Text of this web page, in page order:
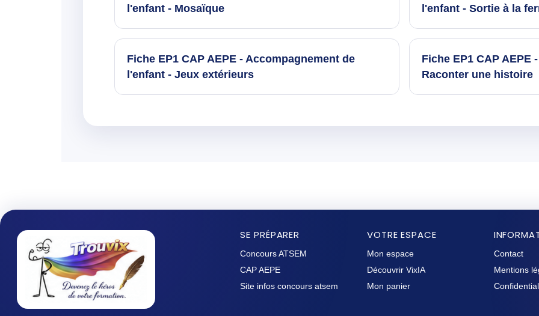
l'enfant - Mosaïque
l'enfant - Sortie à la
Fiche EP1 CAP AEPE - Accompagnement de
l'enfant - Jeux extérieurs
Fiche EP1 CAP AEPE
Raconter une histoire
SE PRÉPARER
Concours ATSEM
CAP AEPE
Site infos concours atsem
VOTRE ESPACE
Mon espace
Découvrir VixIA
Mon panier
Contact
Mentions